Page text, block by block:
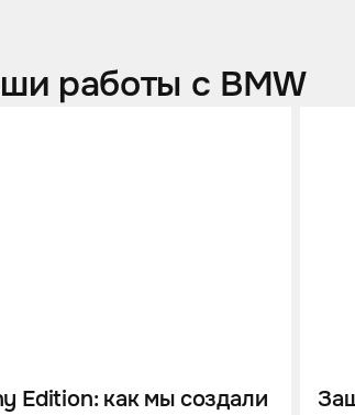
работы с BMW
Edition: как мы создали